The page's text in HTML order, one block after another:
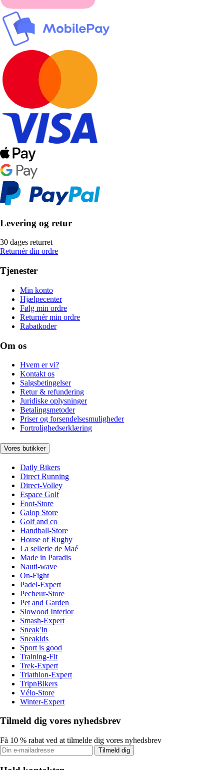
Levering og retur
30 dages returret
Returnér din ordre
Tjenester
Min konto
Hjælpecenter
Følg min ordre
Returnér min ordre
Rabatkoder
Om os
Hvem er vi?
Kontakt os
Salgsbetingelser
Retur & refundering
Juridiske oplysninger
Betalingsmetoder
Priser og forsendelsesmuligheder
Fortrolighedserklæring
Vores butikker
Daily Bikers
Direct Running
Direct-Volley
Espace Golf
Foot-Store
Galop Store
Golf and co
Handball-Store
House of Rugby
La sellerie de Maé
Made in Paradis
Nauti-wave
On-Fight
Padel-Expert
Pecheur-Store
Pet and Garden
Slowood Interior
Smash-Expert
Sneak'In
Sneakids
Sport is good
Training-Fit
Trek-Expert
Triathlon-Expert
TripnBikers
Vélo-Store
Winter-Expert
Tilmeld dig vores nyhedsbrev
Få 10 % rabat ved at tilmelde dig vores nyhedsbrev
Tilmeld dig